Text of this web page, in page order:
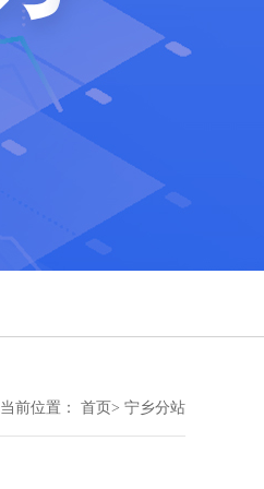
当前位置： 首页> 宁乡分站